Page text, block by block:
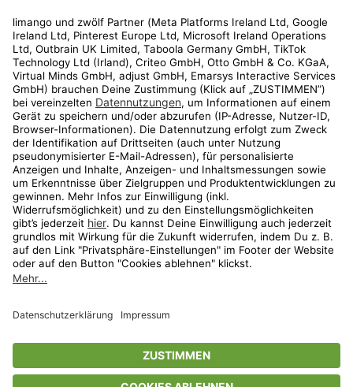
Kundenservice
Shop
Aktionen
Travel
* Streichpreise entsprechen der unverbindlichen Preisempfehlung des
Herstellers. Prozentangaben beziehen sich auf den Streichpreis.